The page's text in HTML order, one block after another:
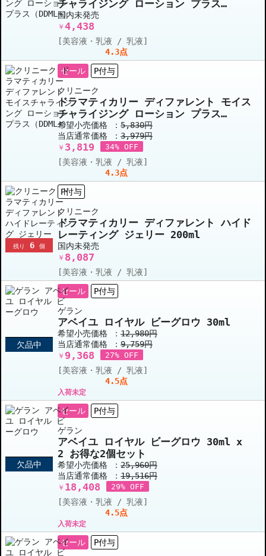
チャライジング ローション プラス
（DDML+） 75ml/2.5fl.oz.
国内未発売
￥ 4,438
[美容液・乳液 / 乳液]
4.3点
セール
P付与
クリニーク
ドラマティカリー ディファレント モイス
チャライジング ローション プラス
（DDML+） 50ml/1.7fl.oz.
希望小売価格 ： 5,830円
当店通常価格 ： 3,979円
￥ 3,819 34% OFF
[美容液・乳液 / 乳液]
4.3点
残り 6 個
P付与
クリニーク
ドラマティカリー ディファレント ハイド
レーティング ジェリー 200ml
国内未発売
￥ 8,087
[美容液・乳液 / 乳液]
欠品中
セール P付与
ゲラン
アベイユ ロイヤル ビーグロウ 30ml
希望小売価格 ： 12,980円
当店通常価格 ： 9,759円
￥ 9,368 27% OFF
[美容液・乳液 / 乳液]
4.5点
入荷未定
欠品中
セール P付与
ゲラン
アベイユ ロイヤル ビーグロウ 30ml x
2 お得な2個セット
希望小売価格 ： 25,960円
当店通常価格 ： 19,516円
￥ 18,408 29% OFF
[美容液・乳液 / 乳液]
4.5点
入荷未定
セール P付与